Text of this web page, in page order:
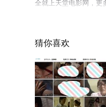
全就上天堂电影网，更
猜你喜欢